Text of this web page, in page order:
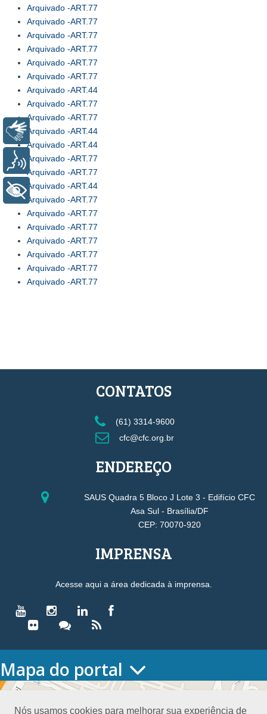
Arquivado -ART.77
Arquivado -ART.77
Arquivado -ART.77
Arquivado -ART.77
Arquivado -ART.77
Arquivado -ART.77
Arquivado -ART.44
Arquivado -ART.77
Arquivado -ART.77
Arquivado -ART.44
Arquivado -ART.44
Arquivado -ART.77
Arquivado -ART.77
Arquivado -ART.44
Arquivado -ART.77
Arquivado -ART.77
Arquivado -ART.77
Arquivado -ART.77
Arquivado -ART.77
Arquivado -ART.77
Arquivado -ART.77
Nós usamos cookies para melhorar sua experiência de
CONTATOS
(61) 3314-9600
cfc@cfc.org.br
ENDEREÇO
SAUS Quadra 5 Bloco J Lote 3 - Edifício CFC
Asa Sul - Brasília/DF
CEP: 70070-920
IMPRENSA
Acesse aqui a área dedicada à imprensa.
Mapa do portal
HOME
Libras
Voz
+ Acessibilidade